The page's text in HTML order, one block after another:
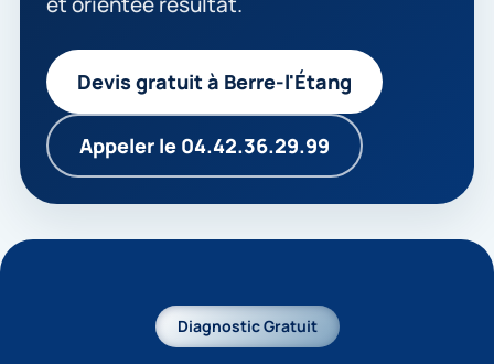
Devis gratuit à Berre-l'Étang
Appeler le 04.42.36.29.99
Diagnostic Gratuit